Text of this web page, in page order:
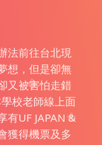
法前往台北現
想，但是卻無
又被害怕走錯
校老師線上面
有UF JAPAN &
獲得機票及多